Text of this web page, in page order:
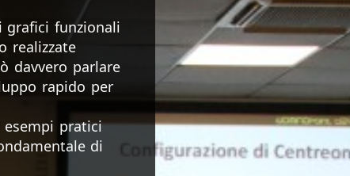
grafici funzionali
realizzate
davvero parlare
rapido per
esempi pratici
di